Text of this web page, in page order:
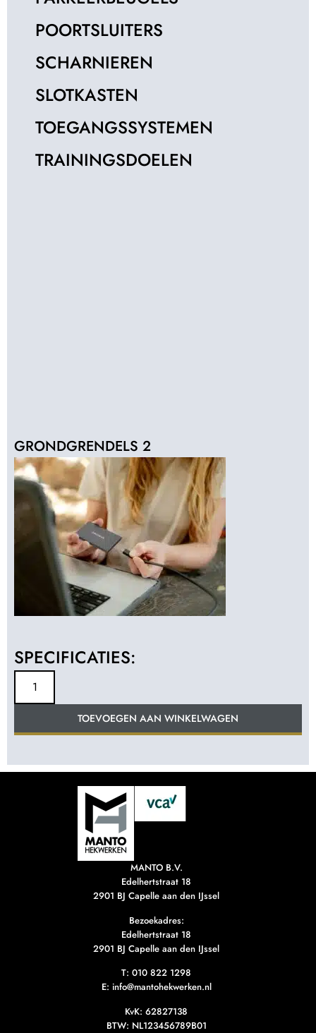
POORTSLUITERS
SCHARNIEREN
SLOTKASTEN
TOEGANGSSYSTEMEN
TRAININGSDOELEN
GRONDGRENDELS 2
SPECIFICATIES:
TOEVOEGEN AAN WINKELWAGEN
MANTO B.V.
Edelhertstraat 18
2901 BJ Capelle aan den IJssel
Bezoekadres:
Edelhertstraat 18
2901 BJ Capelle aan den IJssel
T:010 822 1298
E: info@mantohekwerken.nl
KvK: 62827138
BTW: NL123456789B01